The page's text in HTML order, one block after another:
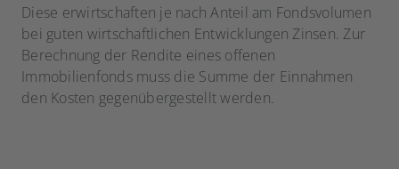
Diese erwirtschaften je nach Anteil am Fondsvolumen
bei guten wirtschaftlichen Entwicklungen Zinsen. Zur
Berechnung der Rendite eines offenen
Immobilienfonds muss die Summe der Einnahmen
den Kosten gegenübergestellt werden.